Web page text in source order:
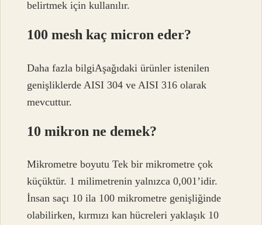
belirtmek için kullanılır.
100 mesh kaç micron eder?
Daha fazla bilgiAşağıdaki ürünler istenilen
genişliklerde AISI 304 ve AISI 316 olarak
mevcuttur.
10 mikron ne demek?
Mikrometre boyutu Tek bir mikrometre çok
küçüktür. 1 milimetrenin yalnızca 0,001’idir.
İnsan saçı 10 ila 100 mikrometre genişliğinde
olabilirken, kırmızı kan hücreleri yaklaşık 10